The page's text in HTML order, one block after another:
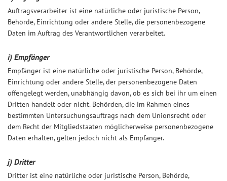
Auftragsverarbeiter ist eine natürliche oder juristische Person,
Behörde, Einrichtung oder andere Stelle, die personenbezogene
Daten im Auftrag des Verantwortlichen verarbeitet.
i) Empfänger
Empfänger ist eine natürliche oder juristische Person, Behörde,
Einrichtung oder andere Stelle, der personenbezogene Daten
offengelegt werden, unabhängig davon, ob es sich bei ihr um einen
Dritten handelt oder nicht. Behörden, die im Rahmen eines
bestimmten Untersuchungsauftrags nach dem Unionsrecht oder
dem Recht der Mitgliedstaaten möglicherweise personenbezogene
Daten erhalten, gelten jedoch nicht als Empfänger.
j) Dritter
Dritter ist eine natürliche oder juristische Person, Behörde,